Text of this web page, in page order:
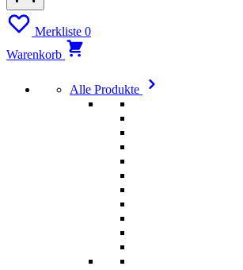
Merkliste 0
Warenkorb
Alle Produkte